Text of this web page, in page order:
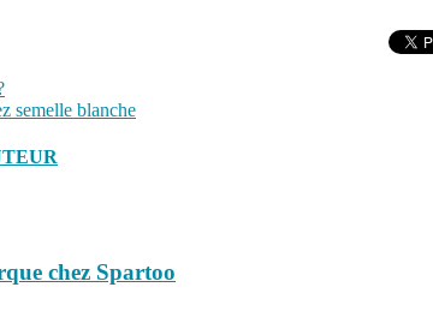
semelle blanche
chez Spartoo